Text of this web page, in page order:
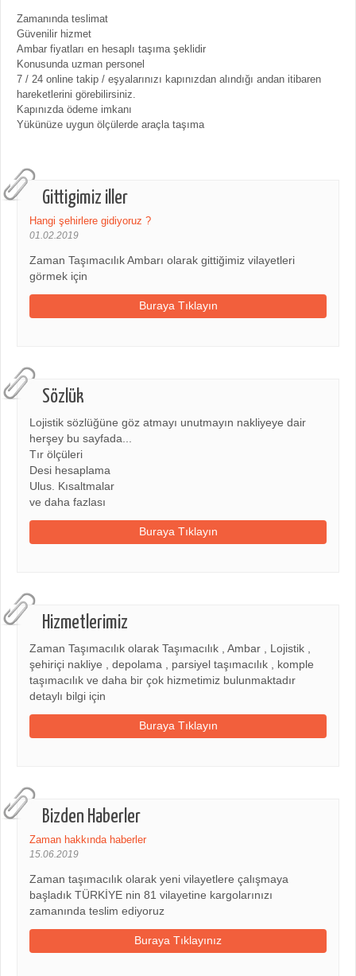
Gittigimiz iller
Hangi şehirlere gidiyoruz ?
01.02.2019
Zaman Taşımacılık Ambarı olarak gittiğimiz vilayetleri
görmek için
Buraya Tıklayın
Sözlük
Lojistik sözlüğüne göz atmayı unutmayın nakliyeye dair
herşey bu sayfada...
Tır ölçüleri
Desi hesaplama
Ulus. Kısaltmalar
ve daha fazlası
Buraya Tıklayın
Hizmetlerimiz
Zaman Taşımacılık olarak Taşımacılık , Ambar , Lojistik ,
şehiriçi nakliye , depolama , parsiyel taşımacılık , komple
taşımacılık ve daha bir çok hizmetimiz bulunmaktadır
detaylı bilgi için
Buraya Tıklayın
Bizden Haberler
Zaman hakkında haberler
15.06.2019
Zaman taşımacılık olarak yeni vilayetlere çalışmaya
başladık TÜRKİYE nin 81 vilayetine kargolarınızı
zamanında teslim ediyoruz
Buraya Tıklayınız
Zamanında teslimat
Güvenilir hizmet
Ambar fiyatları en hesaplı taşıma şeklidir
Konusunda uzman personel
7 / 24 online takip / eşyalarınızı kapınızdan alındığı andan itibaren
hareketlerini görebilirsiniz.
Kapınızda ödeme imkanı
Yükünüze uygun ölçülerde araçla taşıma